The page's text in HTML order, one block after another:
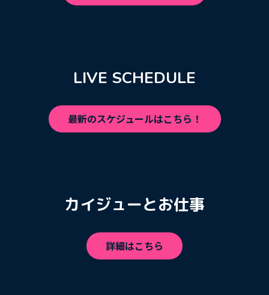
LIVE SCHEDULE
最新のスケジュールはこちら！
カイジューとお仕事
詳細はこちら